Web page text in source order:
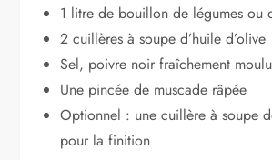
1 litre de bouillon de légumes ou
2 cuillères à soupe d’huile d’olive
Sel, poivre noir fraîchement moulu
Une pincée de muscade râpée
Optionnel : une cuillère à soupe
pour la finition